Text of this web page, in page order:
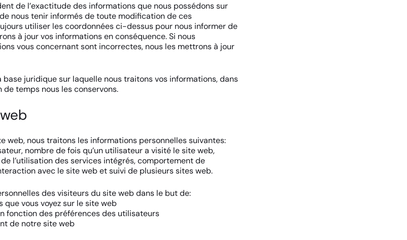
de l’exactitude des informations que nous possédons sur
nous tenir informés de toute modification de ces
utiliser les coordonnées ci-dessus pour nous informer de
à jour vos informations en conséquence. Si nous
vous concernant sont incorrectes, nous les mettrons à jour
juridique sur laquelle nous traitons vos informations, dans
temps nous les conservons.
web, nous traitons les informations personnelles suivantes:
nombre de fois qu’un utilisateur a visité le site web,
l’utilisation des services intégrés, comportement de
avec le site web et suivi de plusieurs sites web.
des visiteurs du site web dans le but de:
vous voyez sur le site web
fonction des préférences des utilisateurs
de notre site web